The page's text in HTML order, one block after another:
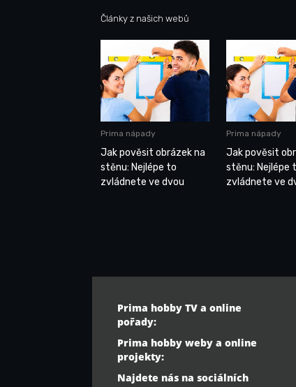
Články z našich webů
Prima nápady
Jak pověsit obrázek na
stěnu: Nejlépe to
zvládnete ve dvou
Prima nápady
Jak pověsit
stěnu: Nejlépe
zvládnete ve
Prima hobby TV a online
pořady:
Prima hobby weby a online
projekty:
Najdete nás na sociálních